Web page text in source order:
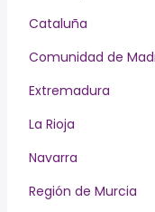
Cataluña
Comunidad de
Extremadura
La Rioja
Navarra
Región de Murcia